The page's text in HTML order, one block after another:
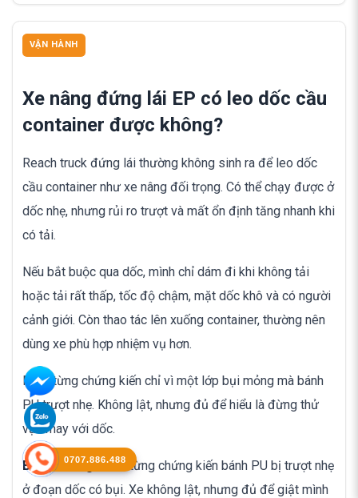
VẬN HÀNH
Xe nâng đứng lái EP có leo dốc cầu
container được không?
Reach truck đứng lái thường không sinh ra để leo dốc
cầu container như xe nâng đối trọng. Có thể chạy được ở
dốc nhẹ, nhưng rủi ro trượt và mất ổn định tăng nhanh khi
có tải.
Nếu bắt buộc qua dốc, mình chỉ dám đi khi không tải
hoặc tải rất thấp, tốc độ chậm, mặt dốc khô và có người
cảnh giới. Còn thao tác lên xuống container, thường nên
dùng xe phù hợp nhiệm vụ hơn.
Mình từng chứng kiến chỉ vì một lớp bụi mỏng mà bánh
PU trượt nhẹ. Không lật, nhưng đủ để hiểu là đừng thử
vận may với dốc.
Bằng chứng:mình từng chứng kiến bánh PU bị trượt nhẹ
ở đoạn dốc có bụi. Xe không lật, nhưng đủ để giật mình
0707.886.488